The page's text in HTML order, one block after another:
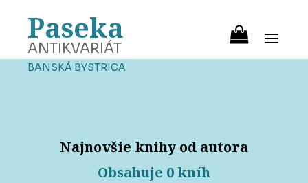
Paseka
ANTIKVARIÁT
BANSKÁ BYSTRICA
Najnovšie knihy od autora
Obsahuje 0 kníh